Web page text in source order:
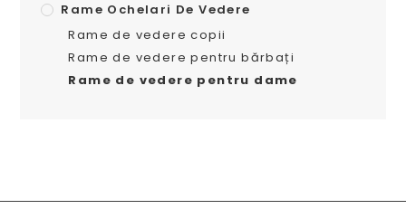
Rame Ochelari De Vedere
Rame de vedere copii
Rame de vedere pentru bărbați
Rame de vedere pentru dame